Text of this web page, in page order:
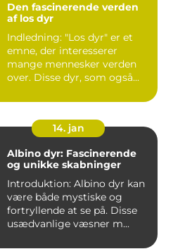
Den fascinerende verden
af los dyr
Indledning: "Los dyr" er et
emne, der interesserer
mange mennesker verden
over. Disse dyr, som også...
14. jan
Albino dyr: Fascinerende
og unikke skabninger
Introduktion: Albino dyr kan
være både mystiske og
fortryllende at se på. Disse
usædvanlige væsner m...